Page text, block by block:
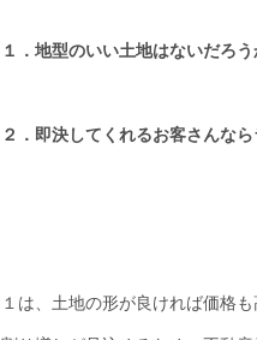
１．地型のいい土地はないだろう
２．即決してくれるお客さんなら
１は、土地の形が良ければ価格